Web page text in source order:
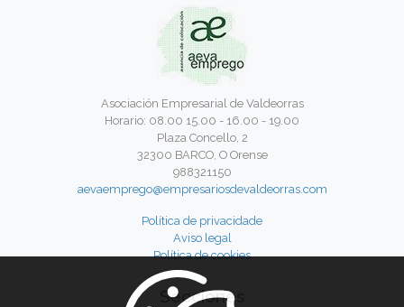
Asociación Empresarial de Valdeorras
Horario: 08.00 15.00 - 16.00 - 19.00
Plaza Concello, 2
32300 BARCO, O Orense
988321150
aevaemprego@empresariosdevaldeorras.com
Política de privacidade
Aviso legal
Política de cookies
Secciones